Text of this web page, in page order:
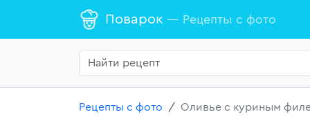
Поварок — Рецепты с фото
Рецепты с фото Оливье с куриным